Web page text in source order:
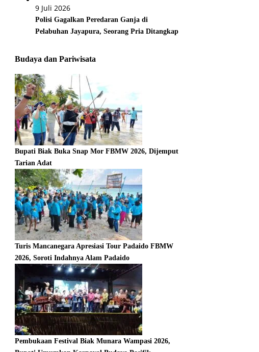
9 Juli 2026
Polisi Gagalkan Peredaran Ganja di
Pelabuhan Jayapura, Seorang Pria Ditangkap
Budaya dan Pariwisata
Bupati Biak Buka Snap Mor FBMW 2026, Dijemput
Tarian Adat
Turis Mancanegara Apresiasi Tour Padaido FBMW
2026, Soroti Indahnya Alam Padaido
Pembukaan Festival Biak Munara Wampasi 2026,